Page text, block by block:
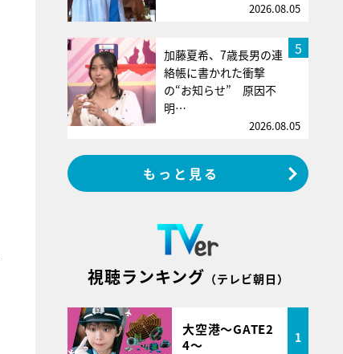
2026.08.05
5
加藤夏希、7歳長男の連
絡帳に書かれた衝撃
の“お知らせ” 原因不
明…
2026.08.05
もっと見る
視聴ランキング （テレビ朝日）
大空港～GATE2
4～
1